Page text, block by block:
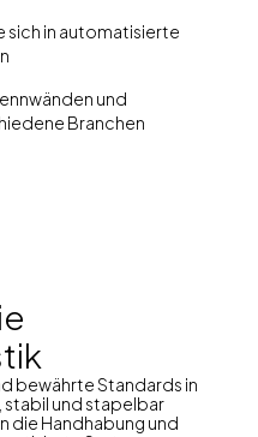
sich in automatisierte
und
Branchen
bewährte Standards in
stabil und stapelbar
die Handhabung und